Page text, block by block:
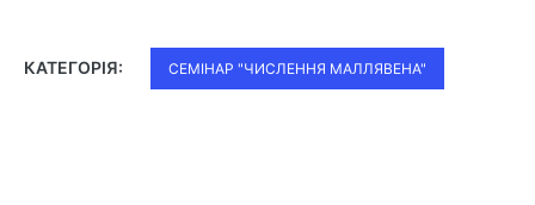
КАТЕГОРІЯ: СЕМІНАР "ЧИСЛЕННЯ МАЛЛЯВЕНА"